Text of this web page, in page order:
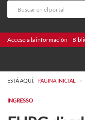
Acceso a la información
ESTÁ AQUÍ: PAGINA INICIAL >
INGRESSO